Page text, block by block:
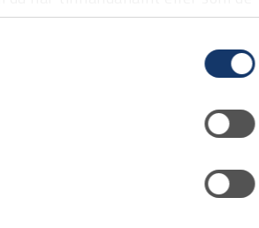
du har använt deras tjänster.